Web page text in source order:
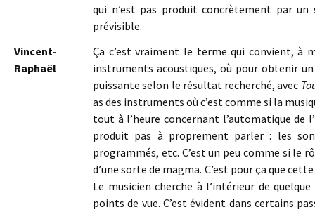
qui n’est pas produit concrètement par
prévisible.
Vincent-
Raphaël
Ça c’est vraiment le terme qui convient, à
instruments acoustiques, où pour obtenir
puissante selon le résultat recherché, avec
as des instruments où c’est comme si la
tout à l’heure concernant l’automatique de
produit pas à proprement parler : les
programmés, etc. C’est un peu comme si le
d’une sorte de magma. C’est pour ça que
Le musicien cherche à l’intérieur de
points de vue. C’est évident dans certains